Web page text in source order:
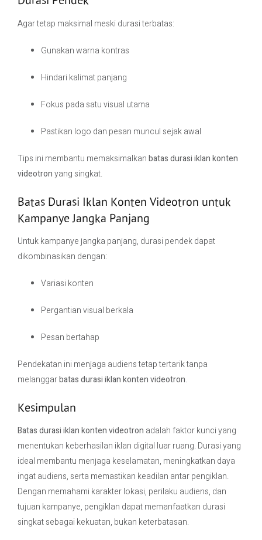
Agar tetap maksimal meski durasi terbatas:
Gunakan warna kontras
Hindari kalimat panjang
Fokus pada satu visual utama
Pastikan logo dan pesan muncul sejak awal
Tips ini membantu memaksimalkanbatas durasi iklan konten
videotronyang singkat.
Batas Durasi Iklan Konten Videotron untuk
Kampanye Jangka Panjang
Untuk kampanye jangka panjang, durasi pendek dapat
dikombinasikan dengan:
Variasi konten
Pergantian visual berkala
Pesan bertahap
Pendekatan ini menjaga audiens tetap tertarik tanpa
melanggarbatas durasi iklan konten videotron.
Kesimpulan
Batas durasi iklan konten videotron adalah faktor kunci yang
menentukan keberhasilan iklan digital luar ruang. Durasi yang
ideal membantu menjaga keselamatan, meningkatkan daya
ingat audiens, serta memastikan keadilan antar pengiklan.
Dengan memahami karakter lokasi, perilaku audiens, dan
tujuan kampanye, pengiklan dapat memanfaatkan durasi
singkat sebagai kekuatan, bukan keterbatasan.